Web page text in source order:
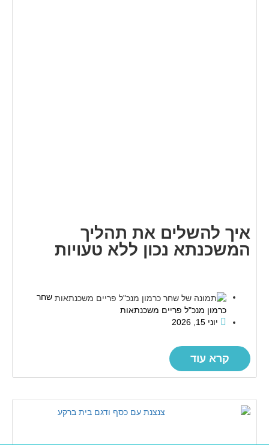
איך להשלים את תהליך
המשכנתא נכון ללא טעויות
שחר
כרמון מנכ"ל פריים משכנתאות
יוני 15, 2026
קרא עוד